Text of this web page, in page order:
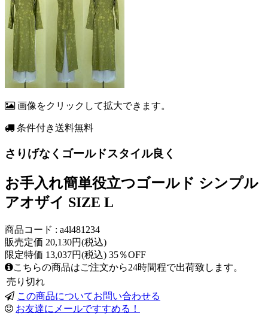
画像をクリックして拡大できます。
条件付き送料無料
さりげなくゴールドスタイル良く
お手入れ簡単役立つゴールド シンプル
アオザイ SIZE L
商品コード : a4l481234
販売定価 20,130円(税込)
限定特価 13,037円(税込) 35％OFF
こちらの商品はご注文から24時間程で出荷致します。
売り切れ
この商品についてお問い合わせる
お友達にメールですすめる！